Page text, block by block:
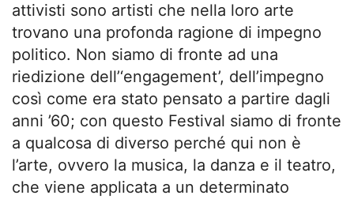
attivisti sono artisti che nella loro arte
trovano una profonda ragione di impegno
politico. Non siamo di fronte ad una
riedizione dell’‘engagement’, dell’impegno
così come era stato pensato a partire dagli
anni ’60; con questo Festival siamo di fronte
a qualcosa di diverso perché qui non è
l’arte, ovvero la musica, la danza e il teatro,
che viene applicata a un determinato